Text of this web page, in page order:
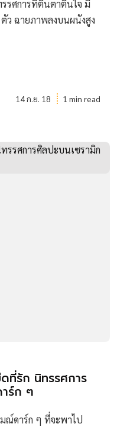
รศการที่ตื่นตาตื่นใจ มี
ว ฉายภาพลงบนผนังสูง
14 ก.ย. 18 1 min read
ดที่รัก นิทรรศการ
ร์ก ๆ
ณ์ดาร์ก ๆ ที่จะพาไป